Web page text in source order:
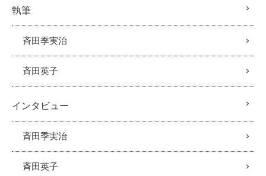
執筆
斉田季実治
斉田英子
インタビュー
斉田季実治
斉田英子